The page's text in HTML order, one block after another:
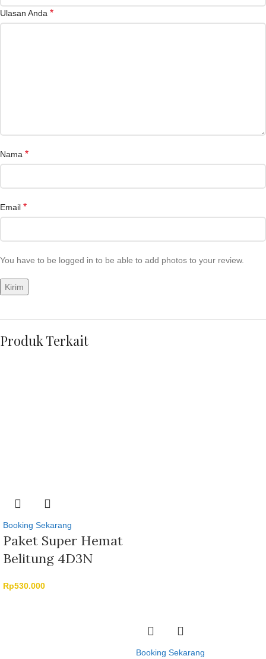
Ulasan Anda *
Nama *
Email *
You have to be logged in to be able to add photos to your review.
Produk Terkait
Booking Sekarang
Paket Super Hemat
Belitung 4D3N
Rp530.000
Booking Sekarang